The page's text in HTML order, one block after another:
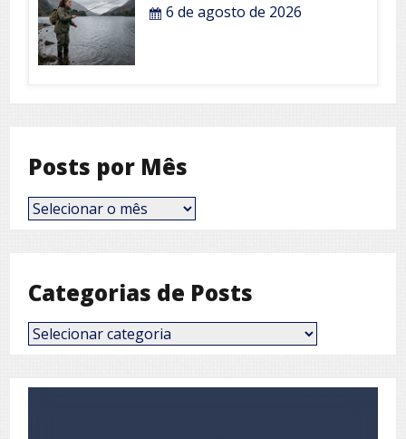
6 de agosto de 2026
Posts por Mês
Posts
por
Categorias de Posts
Categorias
de